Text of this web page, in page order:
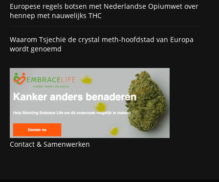
Europese regels botsen met Nederlandse Opiumwet over
hennep met nauwelijks THC
Waarom Tsjechië de crystal meth-hoofdstad van Europa
wordt genoemd
Contact & Samenwerken